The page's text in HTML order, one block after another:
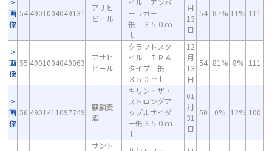
画
像
54 4901004049131
アサヒ
ビール
イル アンバ
ーラガー
缶 ３５０ｍ
ｌ
月
13
日
54 87% 11% 111
画
像
55 4901004049063
アサヒ
ビール
クラフトスタ
イル ＩＰＡ
タイプ 缶
３５０ｍｌ
12
月
13
日
54 81% 8% 111
画
像
56 4901411097749
麒麟麦
酒
キリン・ザ・
ストロングア
ップルサイダ
ー缶３５０ｍ
ｌ
01
月
31
日
50 0% 12% 100
サント